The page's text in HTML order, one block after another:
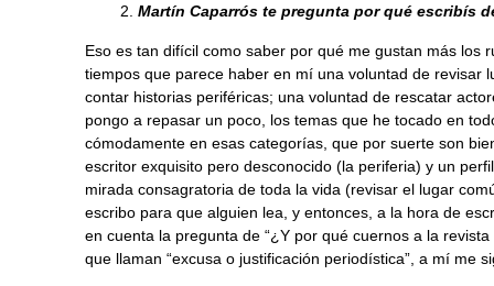
Martín Caparrós te pregunta por qué escribís
Eso es tan difícil como saber por qué me gustan más los
tiempos que parece haber en mí una voluntad de revisar
contar historias periféricas; una voluntad de rescatar
pongo a repasar un poco, los temas que he tocado en
cómodamente en esas categorías, que por suerte son
escritor exquisito pero desconocido (la periferia) y un
mirada consagratoria de toda la vida (revisar el lugar
escribo para que alguien lea, y entonces, a la hora de
en cuenta la pregunta de “¿Y por qué cuernos a la
que llaman “excusa o justificación periodística”, a mí me